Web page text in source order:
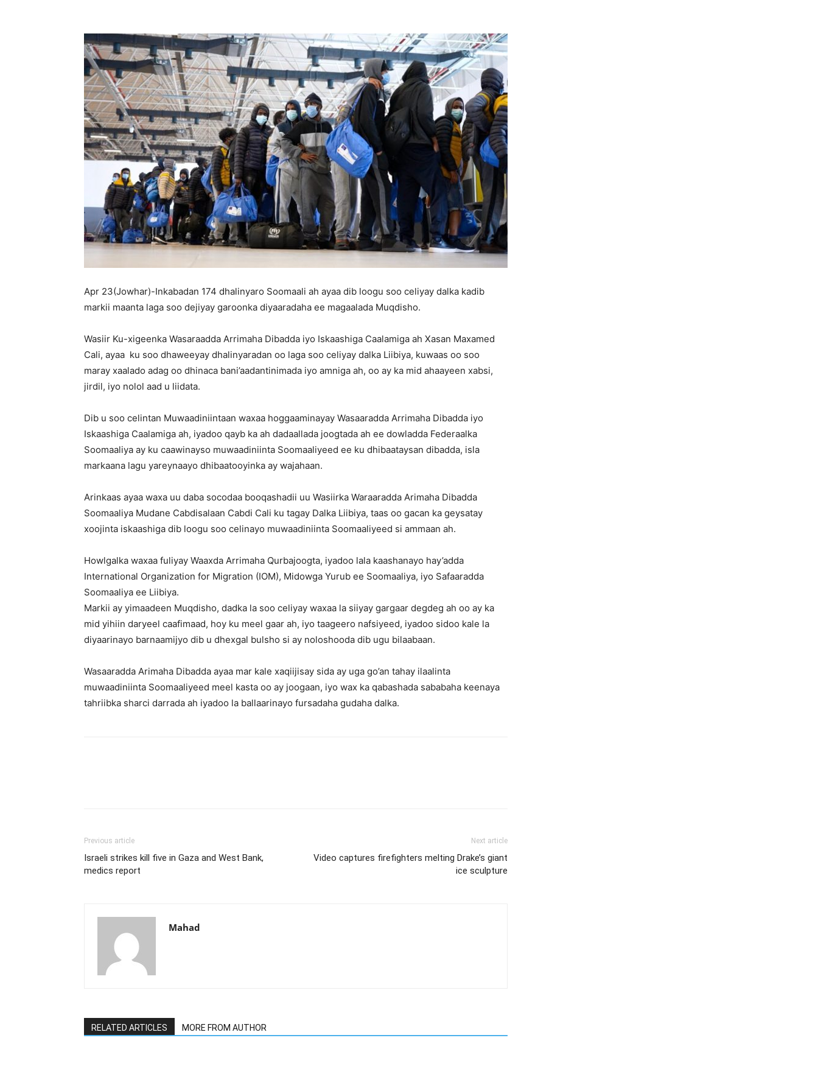
Apr 23(Jowhar)-Inkabadan 174 dhalinyaro Soomaali ah ayaa dib loogu soo celiyay dalka kadib
markii maanta laga soo dejiyay garoonka diyaaradaha ee magaalada Muqdisho.
Wasiir Ku-xigeenka Wasaraadda Arrimaha Dibadda iyo Iskaashiga Caalamiga ah Xasan Maxamed
Cali, ayaa ku soo dhaweeyay dhalinyaradan oo laga soo celiyay dalka Liibiya, kuwaas oo soo
maray xaalado adag oo dhinaca bani’aadantinimada iyo amniga ah, oo ay ka mid ahaayeen xabsi,
jirdil, iyo nolol aad u liidata.
Dib u soo celintan Muwaadiniintaan waxaa hoggaaminayay Wasaaradda Arrimaha Dibadda iyo
Iskaashiga Caalamiga ah, iyadoo qayb ka ah dadaallada joogtada ah ee dowladda Federaalka
Soomaaliya ay ku caawinayso muwaadiniinta Soomaaliyeed ee ku dhibaataysan dibadda, isla
markaana lagu yareynaayo dhibaatooyinka ay wajahaan.
Arinkaas ayaa waxa uu daba socodaa booqashadii uu Wasiirka Waraaradda Arimaha Dibadda
Soomaaliya Mudane Cabdisalaan Cabdi Cali ku tagay Dalka Liibiya, taas oo gacan ka geysatay
xoojinta iskaashiga dib loogu soo celinayo muwaadiniinta Soomaaliyeed si ammaan ah.
Howlgalka waxaa fuliyay Waaxda Arrimaha Qurbajoogta, iyadoo lala kaashanayo hay’adda
International Organization for Migration (IOM), Midowga Yurub ee Soomaaliya, iyo Safaaradda
Soomaaliya ee Liibiya.
Markii ay yimaadeen Muqdisho, dadka la soo celiyay waxaa la siiyay gargaar degdeg ah oo ay ka
mid yihiin daryeel caafimaad, hoy ku meel gaar ah, iyo taageero nafsiyeed, iyadoo sidoo kale la
diyaarinayo barnaamijyo dib u dhexgal bulsho si ay noloshooda dib ugu bilaabaan.
Wasaaradda Arimaha Dibadda ayaa mar kale xaqiijisay sida ay uga go’an tahay ilaalinta
muwaadiniinta Soomaaliyeed meel kasta oo ay joogaan, iyo wax ka qabashada sababaha keenaya
tahriibka sharci darrada ah iyadoo la ballaarinayo fursadaha gudaha dalka.
Previous article
Israeli strikes kill five in Gaza and West Bank,
medics report
Next article
Video captures firefighters melting Drake’s giant
ice sculpture
Mahad
RELATED ARTICLES MORE FROM AUTHOR